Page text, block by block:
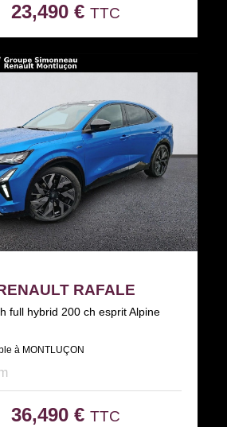
23,490 € TTC
RAFALE
full hybrid 200 ch esprit Alpine
à MONTLUÇON
36,490 € TTC